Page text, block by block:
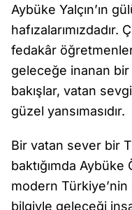
Aybüke Yalçın’ın
fedakâr
geleceğe inanan
bakışlar, vatan
güzel yansımasıdır.
Bir vatan sever bir
baktığımda Aybüke
modern
bilgiyle geleceği